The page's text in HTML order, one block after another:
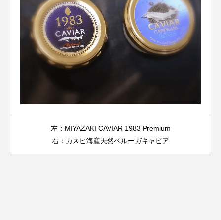
左：MIYAZAKI CAVIAR 1983 Premium
右：カスピ海産天然ベルーガキャビア